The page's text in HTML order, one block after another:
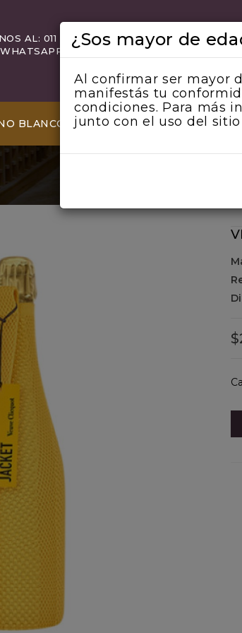
AL: 011 5198 0002
+54 9 11 5503 0461
BLANCO VINO ROSE VINO
VEUVE
¿Sos mayor de
Al confirmar ser mayor
manifestás tu
condiciones. Para más
junto con el uso del